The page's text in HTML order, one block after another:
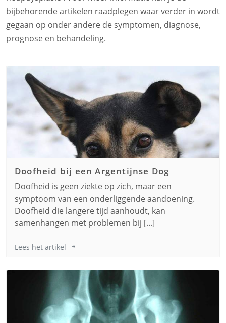
bijbehorende artikelen raadplegen waar verder in wordt
gegaan op onder andere de symptomen, diagnose,
prognose en behandeling.
Doofheid bij eenArgentijnse Dog
Doofheid is geen ziekte op zich, maar een
symptoom van een onderliggende aandoening.
Doofheid die langere tijd aanhoudt, kan
samenhangen met problemen bij [...]
Lees het artikel